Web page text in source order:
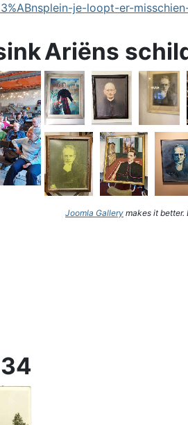
je-loopt-er-
Ariëns
Joomla Gallery makes it better.